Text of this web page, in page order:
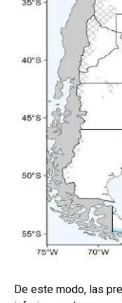
De este modo, las